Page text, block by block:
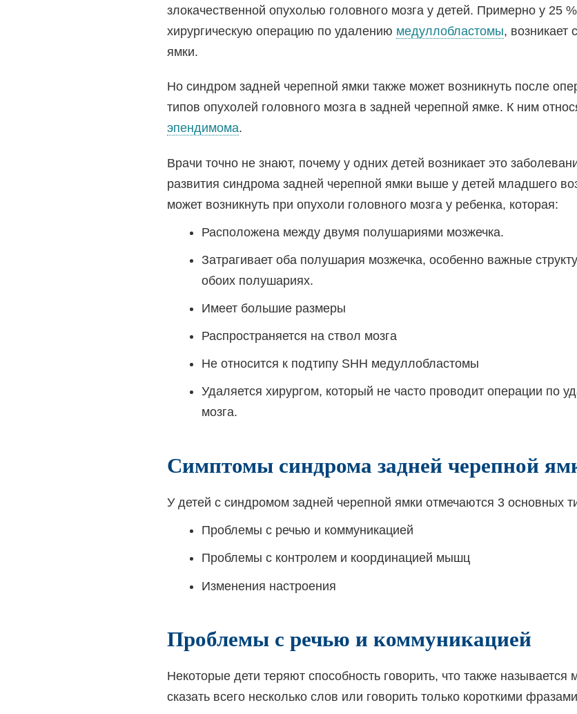
злокачественной опухолью головного мозга у детей. Примерно у 25
хирургическую операцию по удалению медуллобластомы, возникает
ямки.
Но синдром задней черепной ямки также может возникнуть после
типов опухолей головного мозга в задней черепной ямке. К ним
эпендимома.
Врачи точно не знают, почему у одних детей возникает это
развития синдрома задней черепной ямки выше у детей младшего
может возникнуть при опухоли головного мозга у ребенка, которая:
Расположена между двумя полушариями мозжечка.
Затрагивает оба полушария мозжечка, особенно важные
обоих полушариях.
Имеет большие размеры
Распространяется на ствол мозга
Не относится к подтипу SHH медуллобластомы
Удаляется хирургом, который не часто проводит операции по
мозга.
Симптомы синдрома задней черепной
У детей с синдромом задней черепной ямки отмечаются 3 основных
Проблемы с речью и коммуникацией
Проблемы с контролем и координацией мышц
Изменения настроения
Проблемы с речью и коммуникацией
Некоторые дети теряют способность говорить, что также называется
сказать всего несколько слов или говорить только короткими